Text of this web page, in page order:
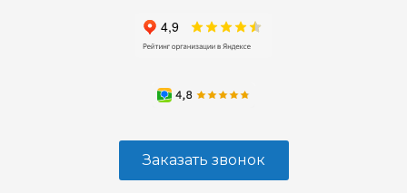
Заказать звонок